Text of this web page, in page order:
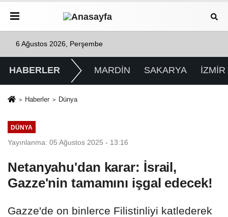
6 Ağustos 2026, Perşembe
HABERLER MARDİN SAKARYA İZMİR
Haberler Dünya
DÜNYA
Yayınlanma: 05 Ağustos 2025 - 13:16
Netanyahu'dan karar: İsrail,
Gazze'nin tamamını işgal edecek!
Gazze'de on binlerce Filistinliyi katlederek